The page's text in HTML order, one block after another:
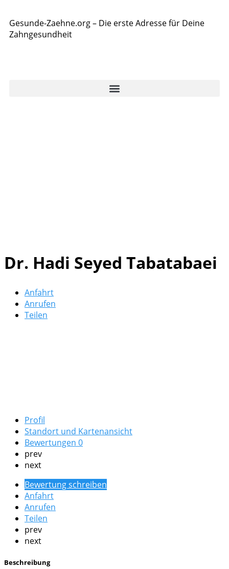
Gesunde-Zaehne.org – Die erste Adresse für Deine
Zahngesundheit
Dr. Hadi Seyed Tabatabaei
Anfahrt
Anrufen
Teilen
Profil
Standort und Kartenansicht
Bewertungen 0
prev
next
Bewertung schreiben
Anfahrt
Anrufen
Teilen
prev
next
Beschreibung